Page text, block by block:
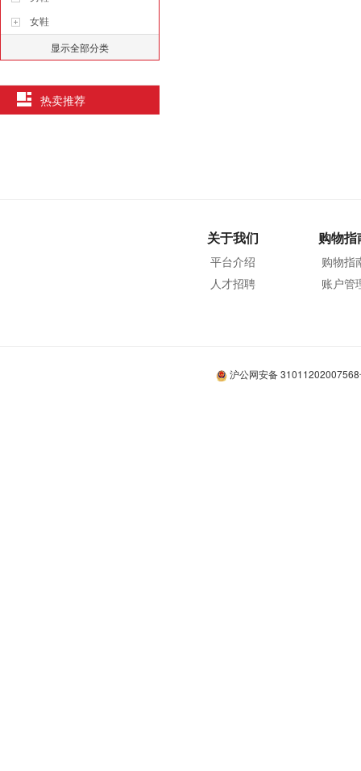
女鞋
显示全部分类
热卖推荐
关于我们
平台介绍
人才招聘
购物指
购物指
账户管
沪公网安备 31011202007568